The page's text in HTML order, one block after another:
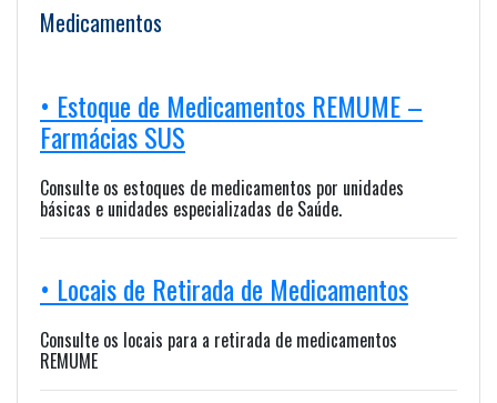
Medicamentos
• Estoque de Medicamentos REMUME –
Farmácias SUS
Consulte os estoques de medicamentos por unidades
básicas e unidades especializadas de Saúde.
• Locais de Retirada de Medicamentos
Consulte os locais para a retirada de medicamentos
REMUME